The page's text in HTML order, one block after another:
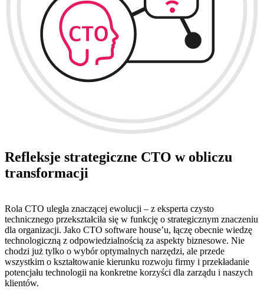
Refleksje strategiczne CTO w obliczu
transformacji
Rola CTO uległa znaczącej ewolucji – z eksperta czysto
technicznego przekształciła się w funkcję o strategicznym znaczeniu
dla organizacji. Jako CTO software house’u, łączę obecnie wiedzę
technologiczną z odpowiedzialnością za aspekty biznesowe. Nie
chodzi już tylko o wybór optymalnych narzędzi, ale przede
wszystkim o kształtowanie kierunku rozwoju firmy i przekładanie
potencjału technologii na konkretne korzyści dla zarządu i naszych
klientów.